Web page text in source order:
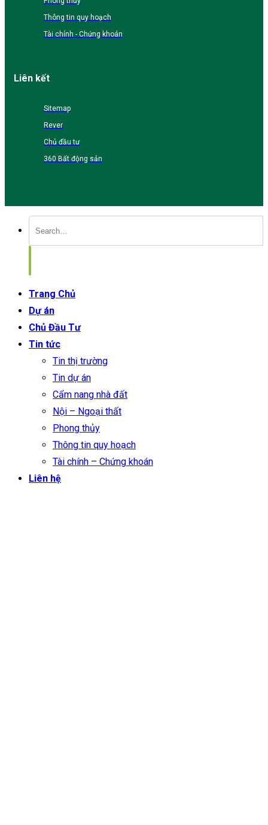
Thông tin quy hoạch
Tài chính - Chứng khoán
Liên kết
Sitemap
Rever
Chủ đầu tư
360 Bất động sản
Trang Chủ
Dự án
Chủ Đầu Tư
Tin tức
Tin thị trường
Tin dự án
Cẩm nang nhà đất
Nội – Ngoại thất
Phong thủy
Thông tin quy hoạch
Tài chính – Chứng khoán
Liên hệ